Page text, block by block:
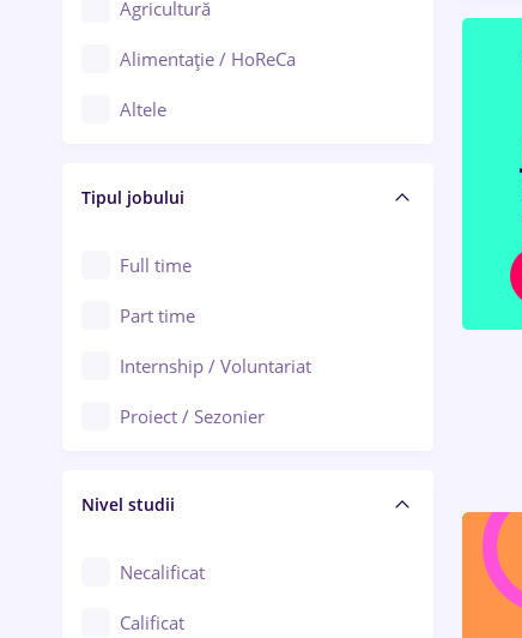
Ploiești
Arad
Baia Mare
Bârlad
Bistrița (Bistrița-Năsăud)
Agricultură
Alimentație / HoReCa
Altele
Asigurări
Au pair / Babysitter / Curățenie
Audit / Consultanță
Auto / Echipamente
Automatizări
Cercetare - dezvoltare
Chimie / Biochimie
Confecții / Design vestimentar
Tipul jobului
Full time
Part time
Internship / Voluntariat
Proiect / Sezonier
Nivel studii
Necalificat
Calificat